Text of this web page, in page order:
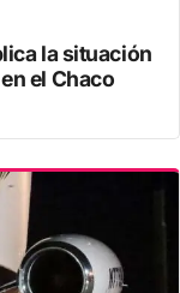
la situación
el Chaco